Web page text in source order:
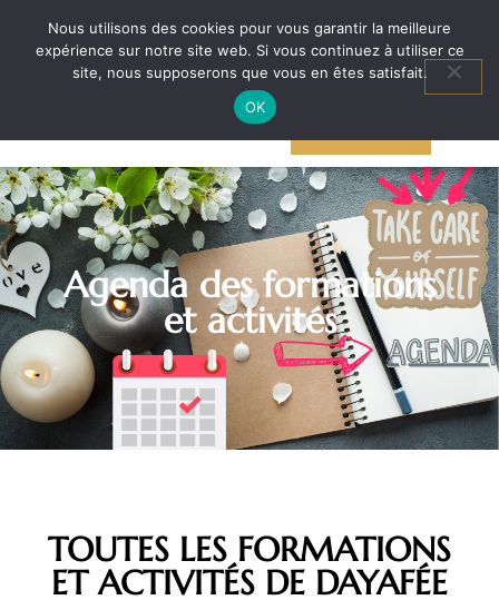
d’information
Agenda des formations
et activités
TOUTES LES FORMATIONS
ET ACTIVITÉS DE DAYAFÉE
Nous utilisons des cookies pour vous garantir la meilleure
expérience sur notre site web. Si vous continuez à utiliser ce
site, nous supposerons que vous en êtes satisfait.
OK